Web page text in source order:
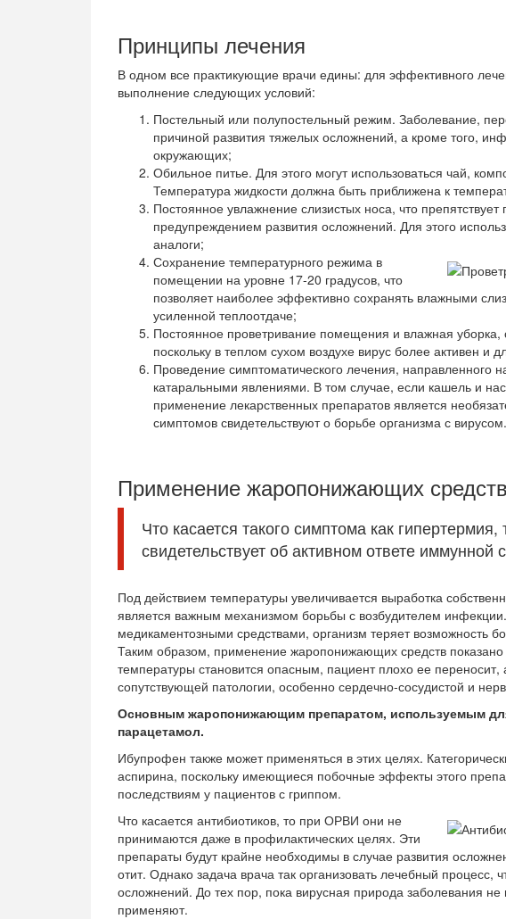
Принципы лечения
В одном все практикующие врачи едины: для эффективного
выполнение следующих условий:
Постельный или полупостельный режим. Заболевание,
причиной развития тяжелых осложнений, а кроме того,
окружающих;
Обильное питье. Для этого могут использоваться чай,
Температура жидкости должна быть приближена к
Постоянное увлажнение слизистых носа, что
предупреждением развития осложнений. Для этого
аналоги;
Сохранение температурного режима в
помещении на уровне 17-20 градусов, что
позволяет наиболее эффективно сохранять влажными
усиленной теплоотдаче;
Постоянное проветривание помещения и влажная уборка,
поскольку в теплом сухом воздухе вирус более активен и
Проведение симптоматического лечения, направленного
катаральными явлениями. В том случае, если кашель и
применение лекарственных препаратов является
симптомов свидетельствуют о борьбе организма с вирусом.
Применение жаропонижающих средств
Что касается такого симптома как
свидетельствует об активном ответе иммунной
Под действием температуры увеличивается выработка
является важным механизмом борьбы с возбудителем
медикаментозными средствами, организм теряет возможность
Таким образом, применение жаропонижающих средств показано
температуры становится опасным, пациент плохо ее
сопутствующей патологии, особенно сердечно-сосудистой и
Основным жаропонижающим препаратом, используемым
парацетамол.
Ибупрофен также может применяться в этих целях.
аспирина, поскольку имеющиеся побочные эффекты этого
последствиям у пациентов с гриппом.
Что касается антибиотиков, то при ОРВИ они не
принимаются даже в профилактических целях. Эти
препараты будут крайне необходимы в случае развития
отит. Однако задача врача так организовать лечебный процесс,
осложнений. До тех пор, пока вирусная природа заболевания
применяют.